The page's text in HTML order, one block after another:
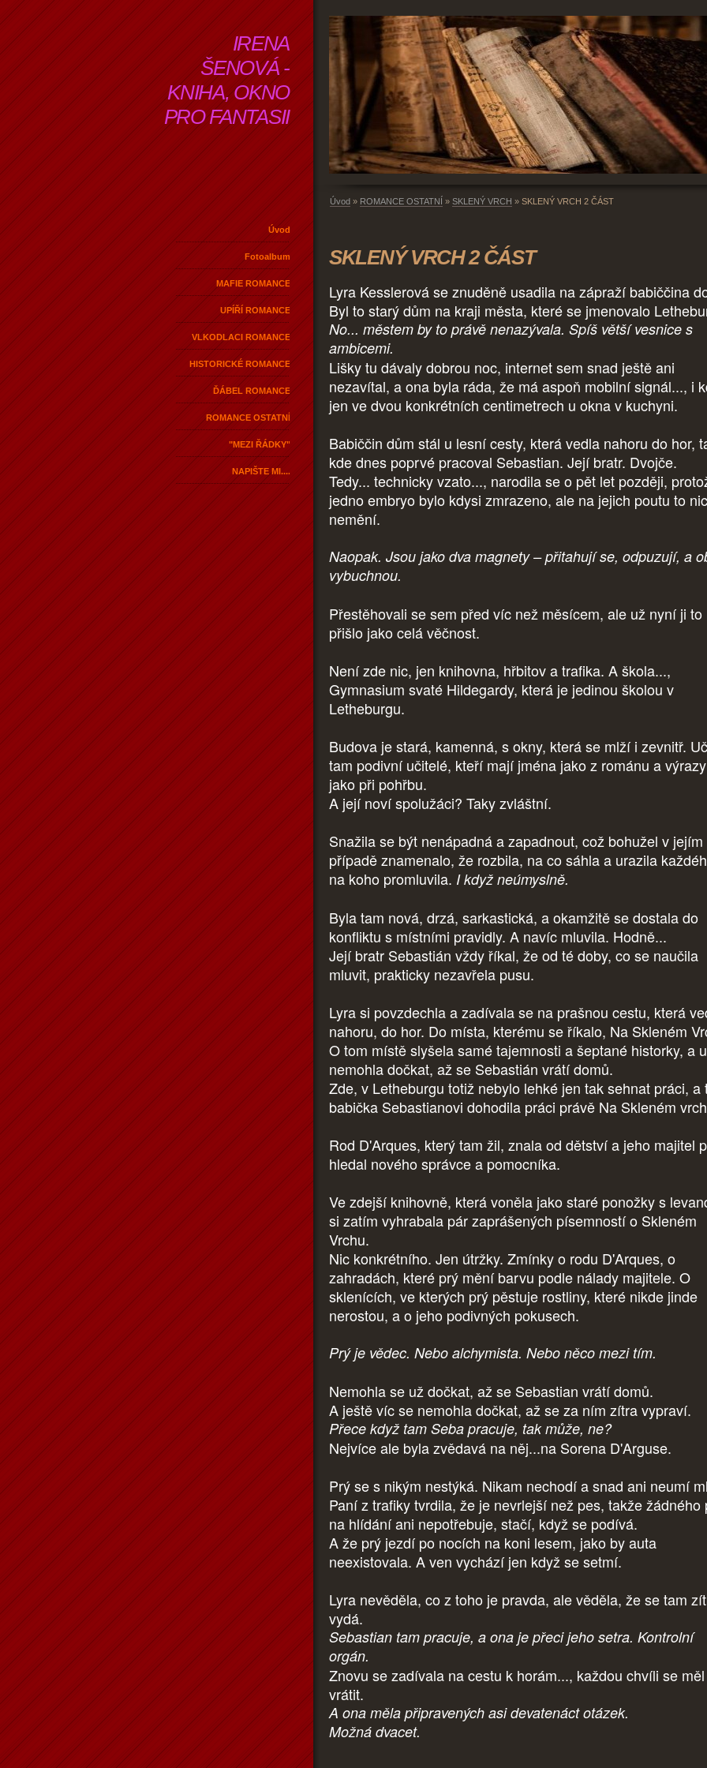
IRENA
ŠENOVÁ -
KNIHA, OKNO
PRO FANTASII
Úvod
Fotoalbum
MAFIE ROMANCE
UPÍŘÍ ROMANCE
VLKODLACI ROMANCE
HISTORICKÉ ROMANCE
ĎÁBEL ROMANCE
ROMANCE OSTATNÍ
"MEZI ŘÁDKY"
NAPIŠTE MI....
Úvod » ROMANCE OSTATNÍ » SKLENÝ VRCH » SKLENÝ VRCH 2 ČÁST
SKLENÝ VRCH 2 ČÁST
Lyra Kesslerová se znuděně usadila na zápraží babiččina
Byl to starý dům na kraji města, které se jmenovalo
No... městem by to právě nenazývala. Spíš větší vesnice s
ambicemi.
Lišky tu dávaly dobrou noc, internet sem snad ještě ani
nezavítal, a ona byla ráda, že má aspoň mobilní signál..., i
jen ve dvou konkrétních centimetrech u okna v kuchyni.
Babiččin dům stál u lesní cesty, která vedla nahoru do hor,
kde dnes poprvé pracoval Sebastian. Její bratr. Dvojče.
Tedy... technicky vzato..., narodila se o pět let později,
jedno embryo bylo kdysi zmrazeno, ale na jejich poutu to nic
nemění.
Naopak. Jsou jako dva magnety – přitahují se, odpuzují, a
vybuchnou.
Přestěhovali se sem před víc než měsícem, ale už nyní ji to
přišlo jako celá věčnost.
Není zde nic, jen knihovna, hřbitov a trafika. A škola...,
Gymnasium svaté Hildegardy, která je jedinou školou v
Letheburgu.
Budova je stará, kamenná, s okny, která se mlží i zevnitř.
tam podivní učitelé, kteří mají jména jako z románu a výrazy
jako při pohřbu.
A její noví spolužáci? Taky zvláštní.
Snažila se být nenápadná a zapadnout, což bohužel v jejím
případě znamenalo, že rozbila, na co sáhla a urazila
na koho promluvila. I když neúmyslně.
Byla tam nová, drzá, sarkastická, a okamžitě se dostala do
konfliktu s místními pravidly. A navíc mluvila. Hodně...
Její bratr Sebastián vždy říkal, že od té doby, co se naučila
mluvit, prakticky nezavřela pusu.
Lyra si povzdechla a zadívala se na prašnou cestu, která
nahoru, do hor. Do místa, kterému se říkalo, Na Skleném
O tom místě slyšela samé tajemnosti a šeptané historky, a
nemohla dočkat, až se Sebastián vrátí domů.
Zde, v Letheburgu totiž nebylo lehké jen tak sehnat práci, a
babička Sebastianovi dohodila práci právě Na Skleném
Rod D'Arques, který tam žil, znala od dětství a jeho majitel
hledal nového správce a pomocníka.
Ve zdejší knihovně, která voněla jako staré ponožky s
si zatím vyhrabala pár zaprášených písemností o Skleném
Vrchu.
Nic konkrétního. Jen útržky. Zmínky o rodu D'Arques, o
zahradách, které prý mění barvu podle nálady majitele. O
sklenících, ve kterých prý pěstuje rostliny, které nikde jinde
nerostou, a o jeho podivných pokusech.
Prý je vědec. Nebo alchymista. Nebo něco mezi tím.
Nemohla se už dočkat, až se Sebastian vrátí domů.
A ještě víc se nemohla dočkat, až se za ním zítra vypraví.
Přece když tam Seba pracuje, tak může, ne?
Nejvíce ale byla zvědavá na něj...na Sorena D'Arguse.
Prý se s nikým nestýká. Nikam nechodí a snad ani neumí
Paní z trafiky tvrdila, že je nevrlejší než pes, takže žádného
na hlídání ani nepotřebuje, stačí, když se podívá.
A že prý jezdí po nocích na koni lesem, jako by auta
neexistovala. A ven vychází jen když se setmí.
Lyra nevěděla, co z toho je pravda, ale věděla, že se tam
vydá.
Sebastian tam pracuje, a ona je přeci jeho setra. Kontrolní
orgán.
Znovu se zadívala na cestu k horám..., každou chvíli se měl
vrátit.
A ona měla připravených asi devatenáct otázek.
Možná dvacet.